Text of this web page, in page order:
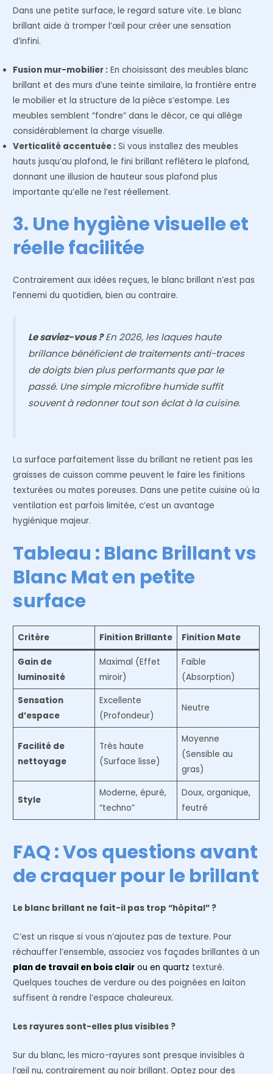
Dans une petite surface, le regard sature vite. Le blanc
brillant aide à tromper l’œil pour créer une sensation
d’infini.
Fusion mur-mobilier : En choisissant des meubles blanc
brillant et des murs d’une teinte similaire, la frontière entre
le mobilier et la structure de la pièce s’estompe. Les
meubles semblent “fondre” dans le décor, ce qui allège
considérablement la charge visuelle.
Verticalité accentuée : Si vous installez des meubles
hauts jusqu’au plafond, le fini brillant reflétera le plafond,
donnant une illusion de hauteur sous plafond plus
importante qu’elle ne l’est réellement.
3. Une hygiène visuelle et
réelle facilitée
Contrairement aux idées reçues, le blanc brillant n’est pas
l’ennemi du quotidien, bien au contraire.
Le saviez-vous ?En 2026, les laques haute
brillance bénéficient de traitements anti-traces
de doigts bien plus performants que par le
passé. Une simple microfibre humide suffit
souvent à redonner tout son éclat à la cuisine.
La surface parfaitement lisse du brillant ne retient pas les
graisses de cuisson comme peuvent le faire les finitions
texturées ou mates poreuses. Dans une petite cuisine où la
ventilation est parfois limitée, c’est un avantage
hygiénique majeur.
Tableau : Blanc Brillant vs
Blanc Mat en petite
surface
Critère Finition Brillante Finition Mate
Gain de
luminosité
Maximal (Effet
miroir)
Faible
(Absorption)
Sensation
d’espace
Excellente
(Profondeur)
Neutre
Facilité de
nettoyage
Très haute
(Surface lisse)
Moyenne
(Sensible au
gras)
Style
Moderne, épuré,
“techno”
Doux, organique,
feutré
FAQ : Vos questions avant
de craquer pour le brillant
Le blanc brillant ne fait-il pas trop “hôpital” ?
C’est un risque si vous n’ajoutez pas de texture. Pour
réchauffer l’ensemble, associez vos façades brillantes à un
plan de travail en bois clair ou en quartz texturé.
Quelques touches de verdure ou des poignées en laiton
suffisent à rendre l’espace chaleureux.
Les rayures sont-elles plus visibles ?
Sur du blanc, les micro-rayures sont presque invisibles à
l’œil nu, contrairement au noir brillant. Optez pour des